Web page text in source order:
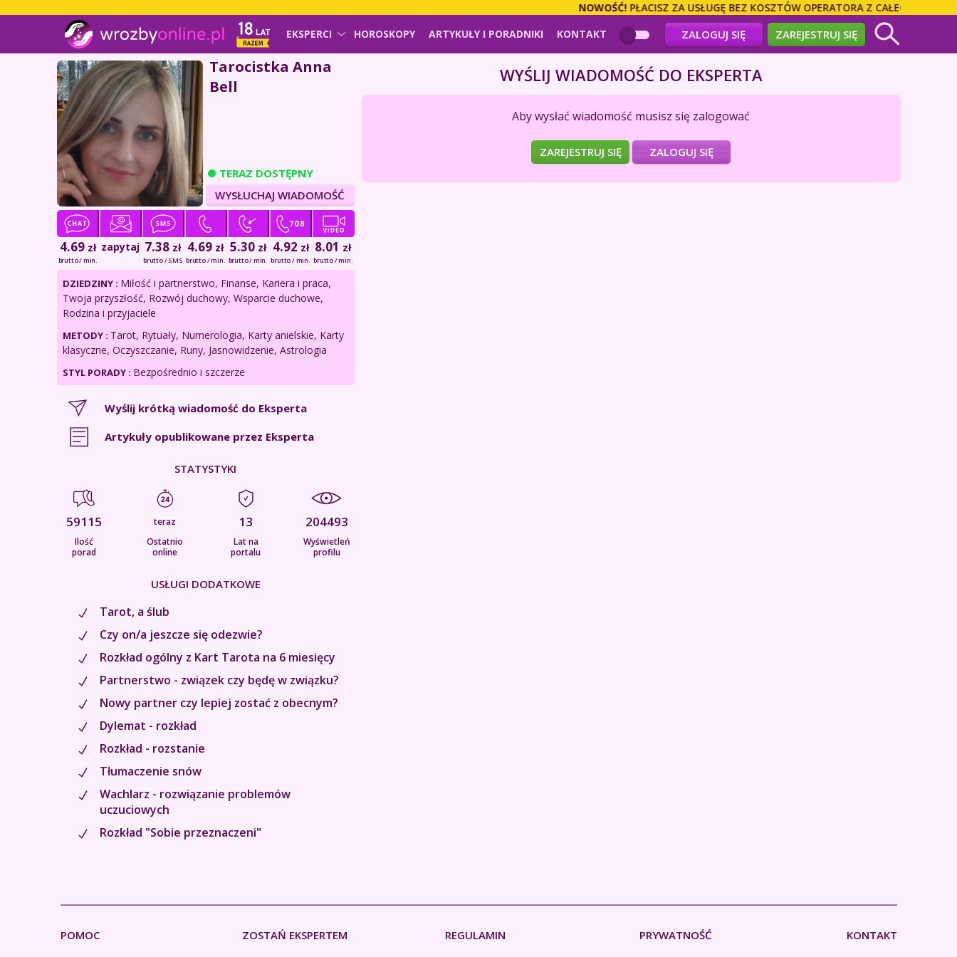
NOWOŚĆ!PŁACISZ ZA USŁUGĘ BEZ KOSZTÓW OPERATORA Z CAŁEGO ŚWIATA!
EKSPERCI HOROSKOPY ARTYKUŁY I PORADNIKI KONTAKT ZALOGUJ SIĘ ZAREJESTRUJ SIĘ
Tarocistka Anna
Bell
TERAZ DOSTĘPNY
WYSŁUCHAJ WIADOMOŚĆ
4.69 zł
brutto / min.
zapytaj 7.38 zł
brutto / SMS
4.69 zł
brutto / min.
5.30 zł
brutto / min.
4.92 zł
brutto / min.
8.01 zł
brutto / min.
DZIEDZINY : Miłość i partnerstwo, Finanse, Kariera i praca,
Twoja przyszłość, Rozwój duchowy, Wsparcie duchowe,
Rodzina i przyjaciele
METODY : Tarot, Rytuały, Numerologia, Karty anielskie, Karty
klasyczne, Oczyszczanie, Runy, Jasnowidzenie, Astrologia
STYL PORADY : Bezpośrednio i szczerze
Wyślij krótką wiadomość do Eksperta
Artykuły opublikowane przez Eksperta
STATYSTYKI
59115
Ilość
porad
teraz
Ostatnio
online
13
Lat na
portalu
204493
Wyświetleń
profilu
USŁUGI DODATKOWE
Tarot, a ślub
Czy on/a jeszcze się odezwie?
Rozkład ogólny z Kart Tarota na 6 miesięcy
Partnerstwo - związek czy będę w związku?
Nowy partner czy lepiej zostać z obecnym?
Dylemat - rozkład
Rozkład - rozstanie
Tłumaczenie snów
Wachlarz - rozwiązanie problemów
uczuciowych
Rozkład "Sobie przeznaczeni"
WYŚLIJ WIADOMOŚĆ DO EKSPERTA
Aby wysłać wiadomość musisz się zalogować
ZAREJESTRUJ SIĘ ZALOGUJ SIĘ
POMOC ZOSTAŃ EKSPERTEM REGULAMIN PRYWATNOŚĆ KONTAKT